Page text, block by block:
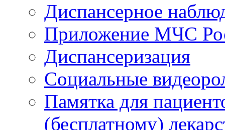
Диспансерное
Приложение МЧС
Диспансеризация
Социальные
Памятка для
(бесплатному)